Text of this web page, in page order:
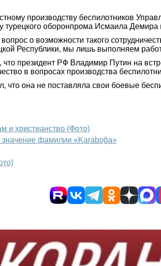
производству беспилотников
турецкого оборонпрома Исмаила Демира
о возможности такого
Республики, мы лишь выполняем
президент РФ Владимир Путин на
в вопросах производства
она не поставляла свои боевые
и христианство (Фото)
фамилии «Karaboğa»